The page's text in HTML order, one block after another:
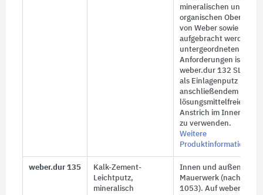
mineralischen und
organischen Oberputze
von Weber sowie
aufgebracht werden.
untergeordneten
Anforderungen ist
weber.dur 132 SLK
als Einlagenputz mit
anschließendem
lösungsmittelfreiem
Anstrich im
zu verwenden.
Weitere
Produktinformationen
weber.dur 135
Kalk-Zement-
Leichtputz,
mineralisch
Innen und außen, auf
Mauerwerk (nach DIN
1053). Auf weber.dur